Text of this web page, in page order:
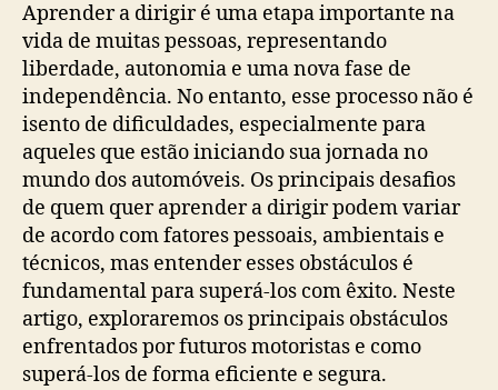
Aprender a dirigir é uma etapa importante na
vida de muitas pessoas, representando
liberdade, autonomia e uma nova fase de
independência. No entanto, esse processo não é
isento de dificuldades, especialmente para
aqueles que estão iniciando sua jornada no
mundo dos automóveis. Os principais desafios
de quem quer aprender a dirigir podem variar
de acordo com fatores pessoais, ambientais e
técnicos, mas entender esses obstáculos é
fundamental para superá-los com êxito. Neste
artigo, exploraremos os principais obstáculos
enfrentados por futuros motoristas e como
superá-los de forma eficiente e segura.